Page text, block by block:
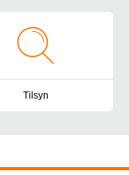
Tilsyn